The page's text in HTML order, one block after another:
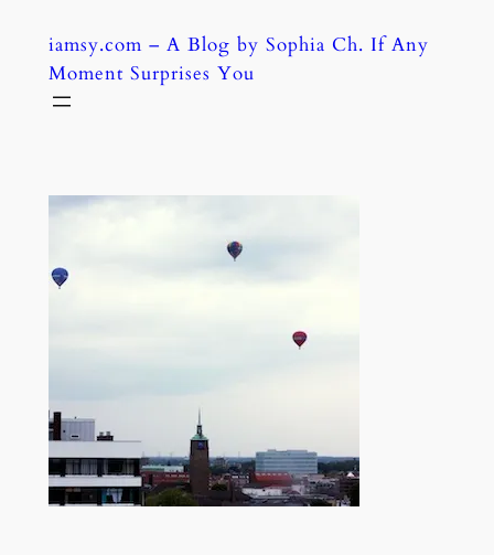
content
iamsy.com – A Blog by Sophia Ch. If Any
Moment Surprises You